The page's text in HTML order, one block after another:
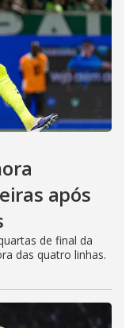
após
de final da
das quatro linhas.